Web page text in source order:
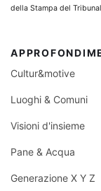
della Stampa del
Cultur&motive
Luoghi & Comuni
Visioni d'insieme
Pane & Acqua
Generazione X Y Z